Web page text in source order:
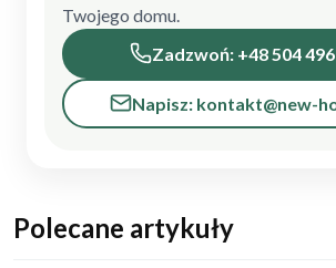
Twojego domu.
Zadzwoń: +48 504
Napisz: kontakt@new-
Polecane artykuły